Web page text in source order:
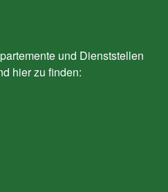
und Dienststellen
hier zu finden: